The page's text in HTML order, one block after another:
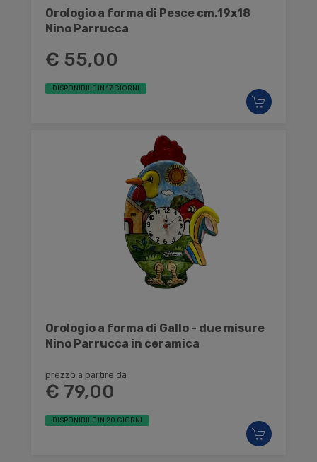
Orologio a forma di Pesce cm.19x18
Nino Parrucca
€ 55,00
DISPONIBILE IN 17 GIORNI
Orologio a forma di Gallo - due misure
Nino Parrucca in ceramica
prezzo a partire da
€ 79,00
DISPONIBILE IN 20 GIORNI